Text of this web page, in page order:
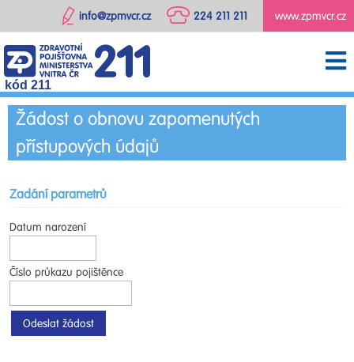
www.zpmvcr.cz
224 211 211
info@zpmvcr.cz
kód 211
Žádost o obnovu zapomenutých
přístupových údajů
Zadání parametrů
Datum narození
Číslo průkazu pojištěnce